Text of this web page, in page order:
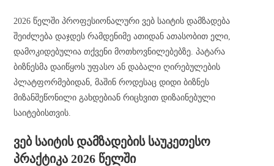
2026 წელში პროფესიონალური ვებ საიტის დამზადება
შეიძლება დაჯდეს რამდენიმე ათიდან ათასობით ელი,
დამოკიდებულია თქვენი მოთხოვნილებებზე. პატარა
ბიზნესმა დაიწყოს უფასო ან დაბალი ღირებულების
პლატფორმებიდან, მაშინ როდესაც დიდი ბიზნეს
მიზანშეწონილი გახდებიან რიცხვით დიზაინებული
საიტებისთვის.
ვებ საიტის დამზადების საუკეთესო
პრაქტიკა 2026 წელში